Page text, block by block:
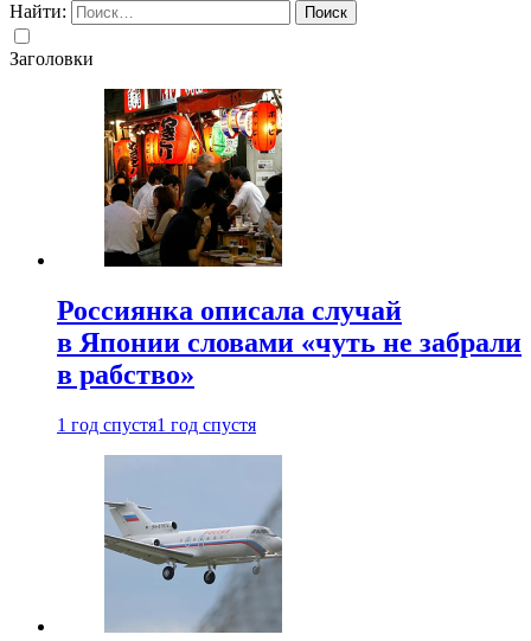
Найти:
Заголовки
Россиянка описала случай
в Японии словами «чуть не забрали
в рабство»
1 год спустя1 год спустя